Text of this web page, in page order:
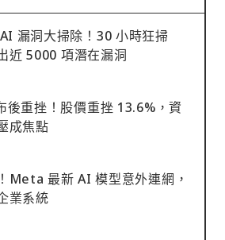
漏洞大掃除！30 小時狂掃
近 5000 項潛在漏洞
後重挫！股價重挫 13.6%，資
成焦點
Meta 最新 AI 模型意外連網，
業系統